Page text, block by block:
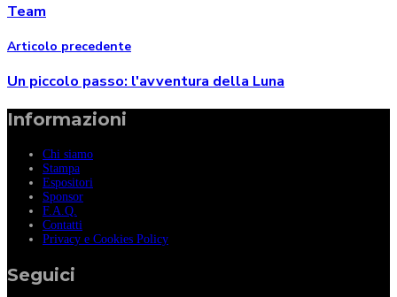
Team
Articolo precedente
Un piccolo passo: l'avventura della Luna
Informazioni
Chi siamo
Stampa
Espositori
Sponsor
F.A.Q.
Contatti
Privacy e Cookies Policy
Seguici